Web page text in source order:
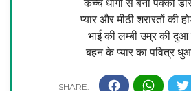
कच्चे धागों से बनी पक्की
प्यार और मीठी शरारतों की
भाई की लम्बी उम्र की दुआ
बहन के प्यार का पवित्र